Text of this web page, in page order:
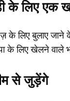
के लिए एक
के लिए बुलाए जाने
के लिए खेलने
से जुड़ेंगे